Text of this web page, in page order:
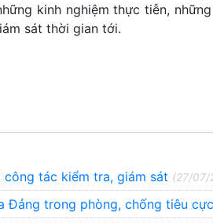
kinh nghiệm thực tiễn,
sát thời gian tới.
công tác kiểm tra, giám sát (27/07/
Đảng trong phòng, chống tiêu cực